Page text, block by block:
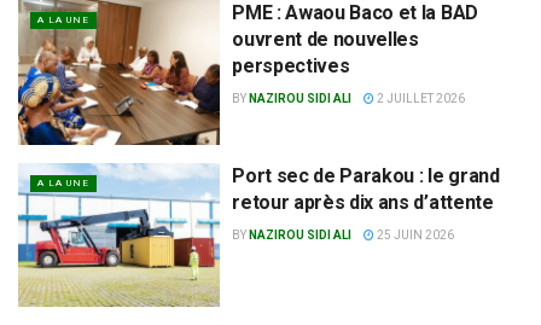
A LA UNE
PME : Awaou Baco et la BAD
ouvrent de nouvelles
perspectives
BY NAZIROU SIDI ALI 2 JUILLET 2026
A LA UNE
Port sec de Parakou : le grand
retour après dix ans d’attente
BY NAZIROU SIDI ALI 25 JUIN 2026